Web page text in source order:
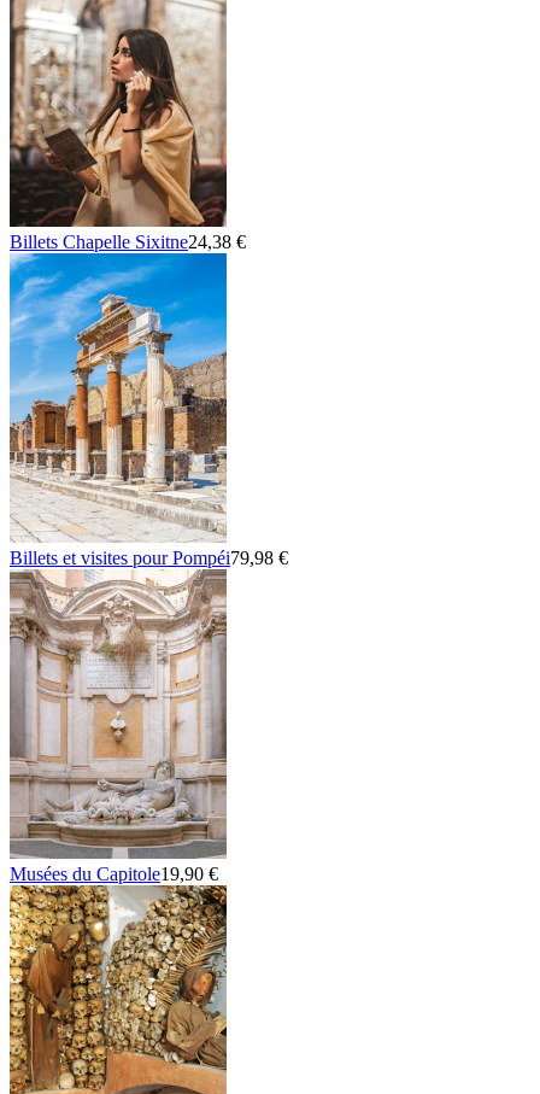
Billets Chapelle Sixitne24,38 €
Billets et visites pour Pompéi79,98 €
Musées du Capitole19,90 €